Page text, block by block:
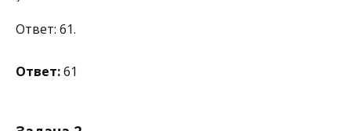
Ответ: 61.
Ответ:61